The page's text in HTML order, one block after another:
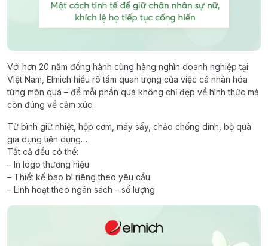
Với hơn 20 năm đồng hành cùng hàng nghìn doanh nghiệp tại
Việt Nam, Elmich hiểu rõ tầm quan trọng của việc cá nhân hóa
từng món quà – để mỗi phần quà không chỉ đẹp về hình thức mà
còn đúng về cảm xúc.
Từ bình giữ nhiệt, hộp cơm, máy sấy, chảo chống dính, bộ quà
gia dụng tiện dụng…
Tất cả đều có thể:
– In logo thương hiệu
– Thiết kế bao bì riêng theo yêu cầu
– Linh hoạt theo ngân sách – số lượng